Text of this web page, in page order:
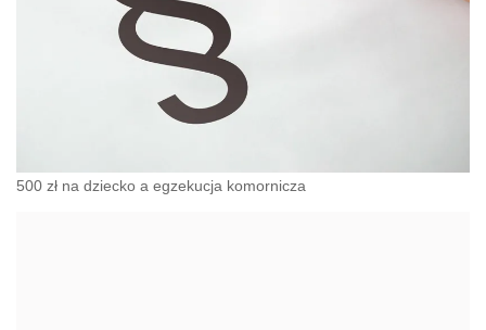
500 zł na dziecko a egzekucja komornicza